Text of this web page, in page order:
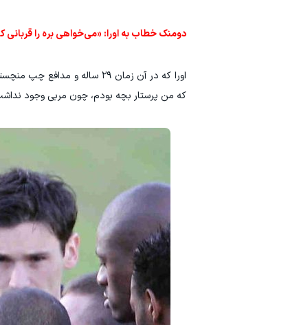
دومنک خطاب به اورا: «می‌خواهی بره را
اورا که در آن زمان ۲۹
که من پرستار بچه بودم، چون مربی وجود